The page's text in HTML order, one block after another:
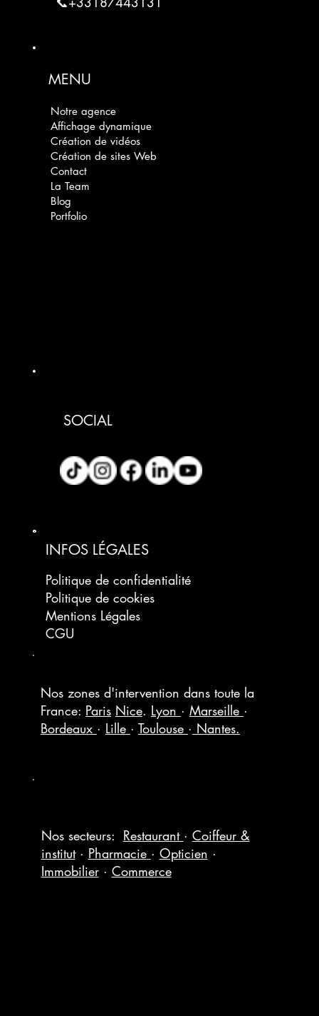
Nos zones d'intervention dans toute la
France: Paris Nice. Lyon · Marseille ·
Bordeaux · Lille · Toulouse · Nantes.
Nos secteurs: Restaurant · Coiffeur &
institut · Pharmacie · Opticien ·
Immobilier· Commerce
MENU
Notre agence
Affichage dynamique
Création de vidéos
Création de sites Web
Contact
La Team
Blog
Portfolio
SOCIAL
INFOS LÉGALES
Politique de confidentialité
Politique de cookies
Mentions Légales
CGU